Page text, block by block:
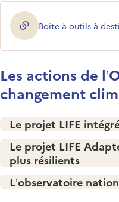
Boîte à outils à
(ouverture dans une
Les actions de
changement
Le projet LIFE
Le projet LIFE
plus résilients
L’observatoire